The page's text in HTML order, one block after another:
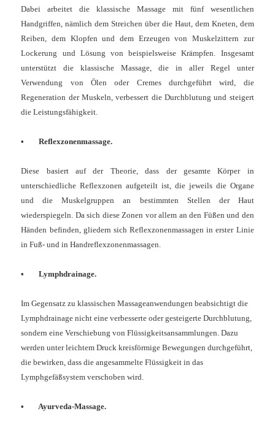
Dabei arbeitet die klassische Massage mit fünf wesentlichen
Handgriffen, nämlich dem Streichen über die Haut, dem Kneten, dem
Reiben, dem Klopfen und dem Erzeugen von Muskelzittern zur
Lockerung und Lösung von beispielsweise Krämpfen. Insgesamt
unterstützt die klassische Massage, die in aller Regel unter
Verwendung von Ölen oder Cremes durchgeführt wird, die
Regeneration der Muskeln, verbessert die Durchblutung und steigert
die Leistungsfähigkeit.
• Reflexzonenmassage.
Diese basiert auf der Theorie, dass der gesamte Körper in
unterschiedliche Reflexzonen aufgeteilt ist, die jeweils die Organe
und die Muskelgruppen an bestimmten Stellen der Haut
wiederspiegeln. Da sich diese Zonen vor allem an den Füßen und den
Händen befinden, gliedern sich Reflexzonenmassagen in erster Linie
in Fuß- und in Handreflexzonenmassagen.
• Lymphdrainage.
Im Gegensatz zu klassischen Massageanwendungen beabsichtigt die
Lymphdrainage nicht eine verbesserte oder gesteigerte Durchblutung,
sondern eine Verschiebung von Flüssigkeitsansammlungen. Dazu
werden unter leichtem Druck kreisförmige Bewegungen durchgeführt,
die bewirken, dass die angesammelte Flüssigkeit in das
Lymphgefäßsystem verschoben wird.
• Ayurveda-Massage.